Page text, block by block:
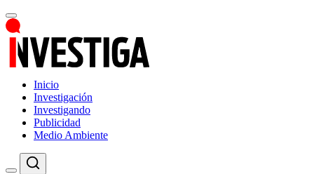
Inicio
Investigación
Investigando
Publicidad
Medio Ambiente